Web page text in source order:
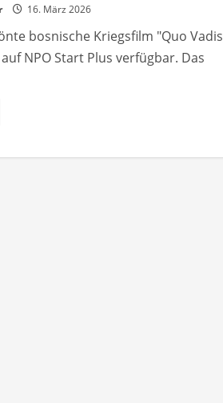
16. März 2026
bosnische Kriegsfilm "Quo
NPO Start Plus verfügbar. Das